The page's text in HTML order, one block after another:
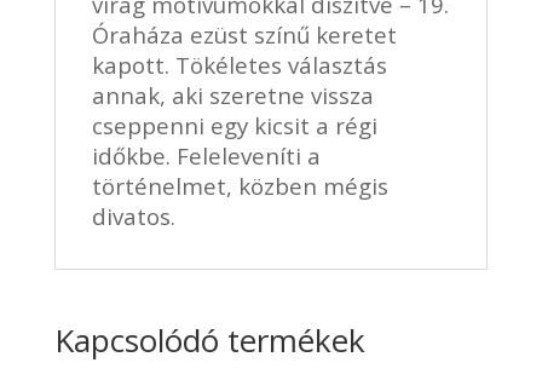
Óraháza ezüst színű keretet
kapott. Tökéletes választás
annak, aki szeretne vissza
cseppenni egy kicsit a régi
időkbe. Feleleveníti a
történelmet, közben mégis
divatos.
Kapcsolódó termékek